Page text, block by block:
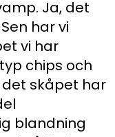
Ja, det
har vi
vi har
chips och
skåpet har
blandning